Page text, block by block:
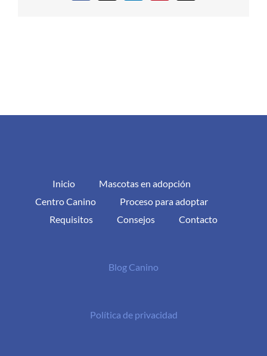
Inicio
Mascotas en adopción
Centro Canino
Proceso para adoptar
Requisitos
Consejos Contacto
Blog Canino
Política de privacidad